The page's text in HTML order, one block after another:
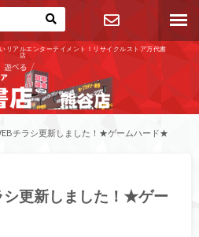
リアルエンターテイメント！リサイクルストア万代書
店
お問い合わ
せ
チラシ更新しました！★ゲームハード★
シ更新しました！★ゲー